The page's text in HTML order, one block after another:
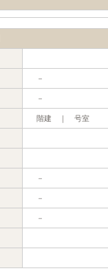
－
－
階建 ｜ 号室
－
－
－